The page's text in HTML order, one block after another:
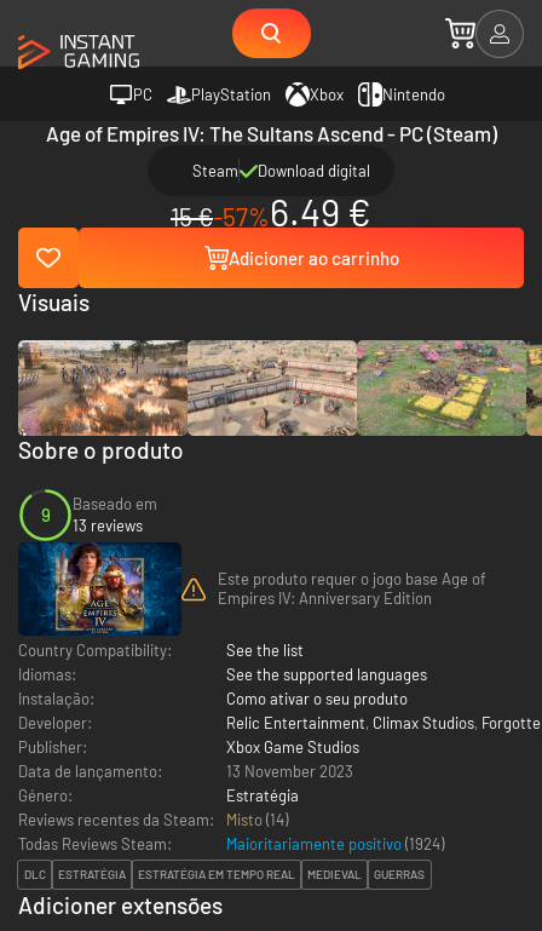
PC PlayStation Xbox Nintendo
Age of Empires IV: The Sultans Ascend - PC (Steam)
Steam Download digital
15 €-57%6.49 €
Adicioner ao carrinho
Sobre o produto
9
Baseado em
13 reviews
Este produto requer o jogo base Age of
Empires IV: Anniversary Edition
Country Compatibility:
See the list
Idiomas:
See the supported languages
Instalação:
Como ativar o seu produto
Developer:
Relic Entertainment, Climax Studios,
Publisher:
Xbox Game Studios
Data de lançamento:
13 November 2023
Género:
Estratégia
Reviews recentes da Steam:
Misto(14)
Todas Reviews Steam:
Maioritariamente positivo(1924)
DLC ESTRATÉGIA ESTRATÉGIA EM TEMPO REAL MEDIEVAL GUERRAS
Adicioner extensões
Visuais